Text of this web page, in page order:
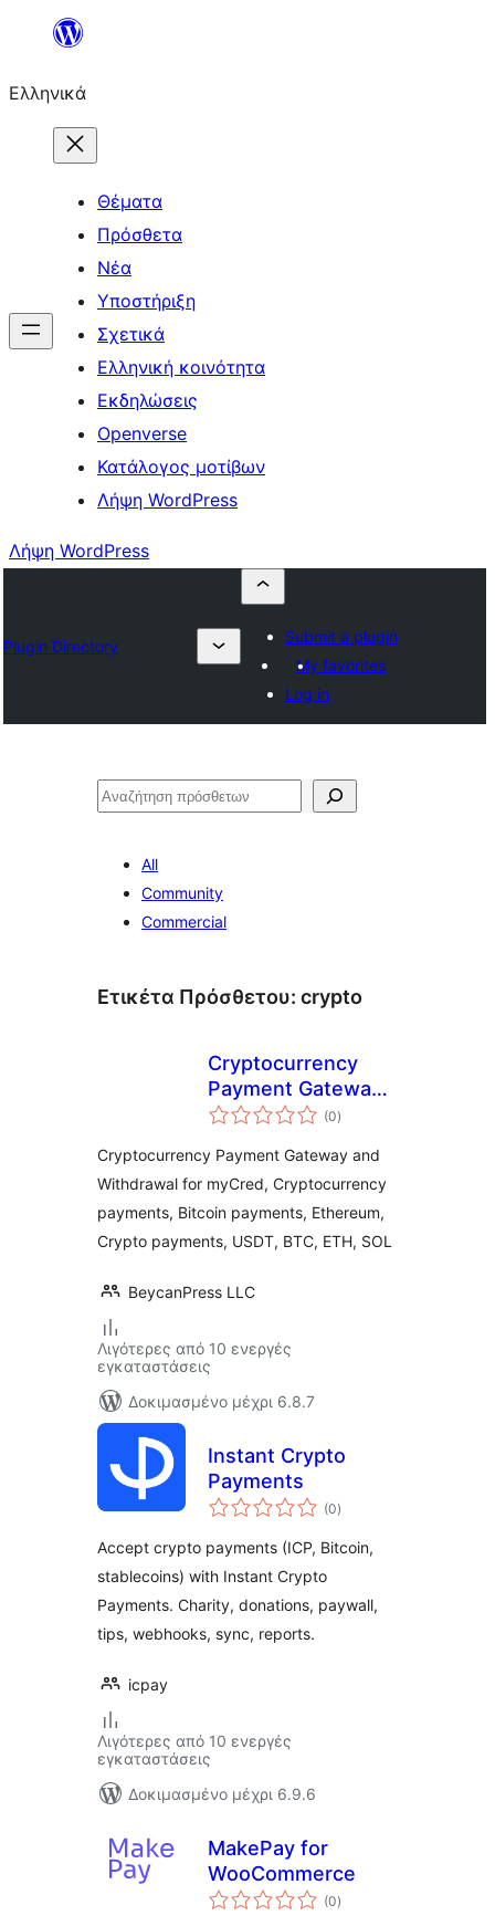
Μετάβαση
περιεχόμενο
Ελληνικά
Θέματα
Πρόσθετα
Νέα
Υποστήριξη
Σχετικά
Ελληνική κοινότητα
Εκδηλώσεις
Openverse
Κατάλογος μοτίβων
Λήψη WordPress
Λήψη WordPress
Plugin Directory
Submit a plugin
My favorites
Log in
Αναζήτηση
All
Community
Commercial
Ετικέτα Πρόσθετου: crypto
Cryptocurrency
Payment Gateway
and Withdrawal for
CryptoPay
(0αξιολογήσεις
σύνολο
)
Cryptocurrency Payment Gateway and
Withdrawal for myCred, Cryptocurrency
payments, Bitcoin payments, Ethereum,
Crypto payments, USDT, BTC, ETH, SOL
BeycanPress LLC
Λιγότερες από 10 ενεργές
εγκαταστάσεις
Δοκιμασμένο μέχρι 6.8.7
Instant Crypto
Payments
(0αξιολογήσεις
σύνολο
)
Accept crypto payments (ICP, Bitcoin,
stablecoins) with Instant Crypto
Payments. Charity, donations, paywall,
tips, webhooks, sync, reports.
icpay
Λιγότερες από 10 ενεργές
εγκαταστάσεις
Δοκιμασμένο μέχρι 6.9.6
MakePay for
WooCommerce
(0αξιολογήσεις
σύνολο
)